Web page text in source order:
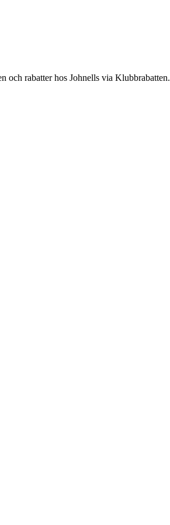
och rabatter hos Johnells via Klubbrabatten.